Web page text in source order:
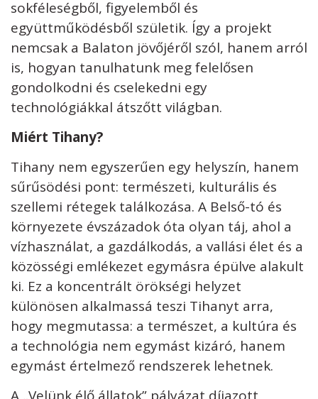
sokféleségből, figyelemből és
együttműködésből születik. Így a projekt
nemcsak a Balaton jövőjéről szól, hanem arról
is, hogyan tanulhatunk meg felelősen
gondolkodni és cselekedni egy
technológiákkal átszőtt világban.
Miért Tihany?
Tihany nem egyszerűen egy helyszín, hanem
sűrűsödési pont: természeti, kulturális és
szellemi rétegek találkozása. A Belső-tó és
környezete évszázadok óta olyan táj, ahol a
vízhasználat, a gazdálkodás, a vallási élet és a
közösségi emlékezet egymásra épülve alakult
ki. Ez a koncentrált örökségi helyzet
különösen alkalmassá teszi Tihanyt arra,
hogy megmutassa: a természet, a kultúra és
a technológia nem egymást kizáró, hanem
egymást értelmező rendszerek lehetnek.